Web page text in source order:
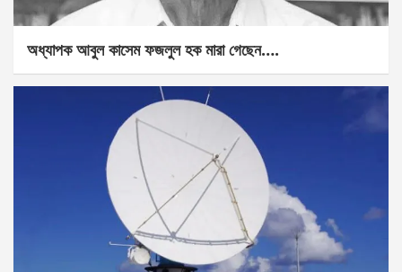
অধ্যাপক আবুল কাসেম ফজলুল হক মারা গেছেন….